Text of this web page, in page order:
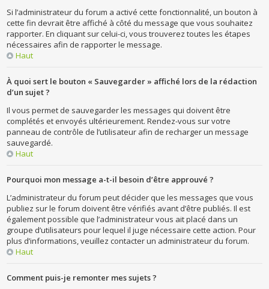
Si l’administrateur du forum a activé cette fonctionnalité, un bouton à
cette fin devrait être affiché à côté du message que vous souhaitez
rapporter. En cliquant sur celui-ci, vous trouverez toutes les étapes
nécessaires afin de rapporter le message.
Haut
À quoi sert le bouton « Sauvegarder » affiché lors de la rédaction
d’un sujet ?
Il vous permet de sauvegarder les messages qui doivent être
complétés et envoyés ultérieurement. Rendez-vous sur votre
panneau de contrôle de l’utilisateur afin de recharger un message
sauvegardé.
Haut
Pourquoi mon message a-t-il besoin d’être approuvé ?
L’administrateur du forum peut décider que les messages que vous
publiez sur le forum doivent être vérifiés avant d’être publiés. Il est
également possible que l’administrateur vous ait placé dans un
groupe d’utilisateurs pour lequel il juge nécessaire cette action. Pour
plus d’informations, veuillez contacter un administrateur du forum.
Haut
Comment puis-je remonter mes sujets ?